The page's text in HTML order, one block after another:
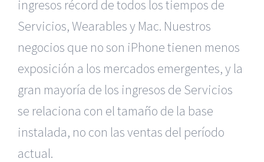
ingresos récord de todos los tiempos de
Servicios, Wearables y Mac. Nuestros
negocios que no son iPhone tienen menos
exposición a los mercados emergentes, y la
gran mayoría de los ingresos de Servicios
se relaciona con el tamaño de la base
instalada, no con las ventas del período
actual.